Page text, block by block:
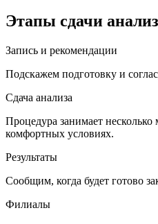
Этапы сдачи
Запись и рекомендации
Подскажем подготовку и
Сдача анализа
Процедура занимает
комфортных условиях.
Результаты
Сообщим, когда будет готово
Филиалы